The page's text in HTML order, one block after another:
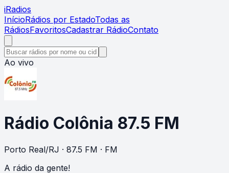
iRadios
InícioRádios por EstadoTodas as
RádiosFavoritosCadastrar RádioContato
Ao vivo
Rádio Colônia 87.5 FM
Porto Real/RJ · 87.5 FM · FM
A rádio da gente!